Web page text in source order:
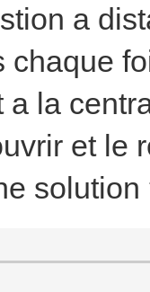
a
chaque
a la
et le
solution